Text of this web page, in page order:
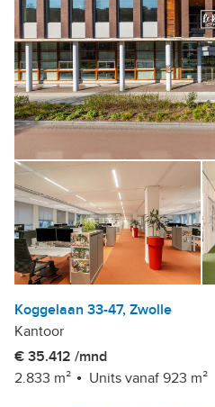
Koggelaan 33-47, Zwolle
Kantoor
€ 35.412 /mnd
2.833 m²
Units vanaf 923 m²